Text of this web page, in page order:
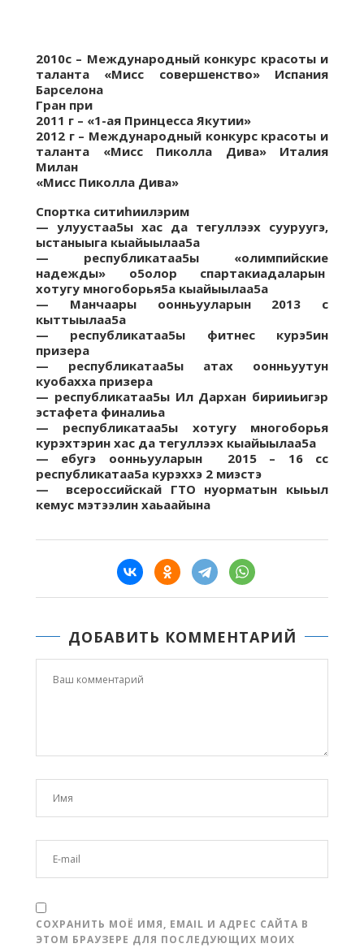
2010с – Международный конкурс красоты и
таланта «Мисс совершенство» Испания
Барселона
Гран при
2011 г – «1-ая Принцесса Якутии»
2012 г – Международный конкурс красоты и
таланта «Мисс Пиколла Дива» Италия
Милан
«Мисс Пиколла Дива»
Спортка ситиһиилэрим
— улуустаа5ы хас да тегуллээх сууруугэ,
ыстаныыга кыайыылаа5а
— республикатаа5ы «олимпийские
надежды» о5олор спартакиадаларын
хотугу многоборья5а кыайыылаа5а
— Манчаары оонньууларын2013 с
кыттыылаа5а
— республикатаа5ы фитнес курэ5ин
призера
— республикатаа5ы атах
оонньуутун
куобахха призера
— республикатаа5ы Ил Дархан бирииьигэр
эстафета финалиьа
— республикатаа5ы хотугумногоборья
курэхтэрин хас да тегуллээх кыайыылаа5а
— ебугэ оонньууларын2015 – 16 сс
республикатаа5а курэххэ 2 миэстэ
— всероссийскай ГТО нуорматын кыьыл
кемус мэтээлин хаьаайына
ДОБАВИТЬ КОММЕНТАРИЙ
СОХРАНИТЬ МОЁ ИМЯ, EMAIL И АДРЕС САЙТА В
ЭТОМ БРАУЗЕРЕ ДЛЯ ПОСЛЕДУЮЩИХ МОИХ